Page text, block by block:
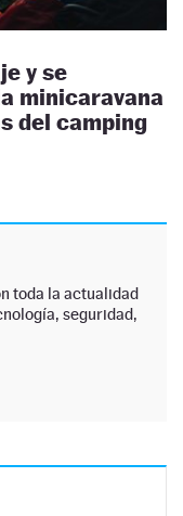
y se
minicaravana
del camping
toda la actualidad
seguridad,